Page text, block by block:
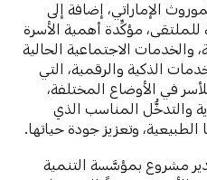
الإماراتي، إضافة إلى
مؤكِّدة أهمية الأسرة
الاجتماعية الحالية
الذكية والرقمية، التي
في الأوضاع المختلفة،
والتدخُّل المناسب الذي
وتعزيز جودة حياتها.
مشروع بمؤسَّسة التنمية